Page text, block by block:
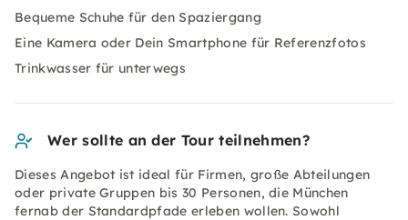
Bequeme Schuhe für den Spaziergang
Eine Kamera oder Dein Smartphone für Referenzfotos
Trinkwasser für unterwegs
Wer sollte an der Tour teilnehmen?
Dieses Angebot ist ideal für Firmen, große Abteilungen
oder private Gruppen bis 30 Personen, die München
fernab der Standardpfade erleben wollen. Sowohl